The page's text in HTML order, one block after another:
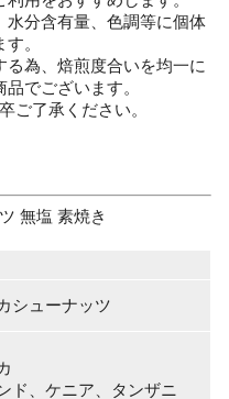
水分含有量、色調等に個体
。
る為、焙煎度合いを均一に
でございます。
ご了承ください。
無塩 素焼き
シューナッツ
ド、ケニア、タンザニ